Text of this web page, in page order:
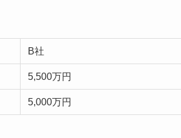
B社
5,500万円
5,000万円